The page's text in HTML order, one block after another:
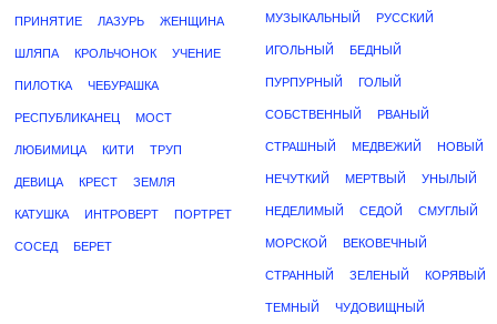
ПРИНЯТИЕ ЛАЗУРЬ ЖЕНЩИНА
ШЛЯПА КРОЛЬЧОНОК УЧЕНИЕ
ПИЛОТКА ЧЕБУРАШКА
РЕСПУБЛИКАНЕЦ МОСТ
ЛЮБИМИЦА КИТИ ТРУП
ДЕВИЦА КРЕСТ ЗЕМЛЯ
КАТУШКА ИНТРОВЕРТ ПОРТРЕТ
СОСЕД БЕРЕТ
МУЗЫКАЛЬНЫЙ РУССКИЙ
ИГОЛЬНЫЙ БЕДНЫЙ
ПУРПУРНЫЙ ГОЛЫЙ
СОБСТВЕННЫЙ РВАНЫЙ
СТРАШНЫЙ МЕДВЕЖИЙ НОВЫЙ
НЕЧУТКИЙ МЕРТВЫЙ УНЫЛЫЙ
НЕДЕЛИМЫЙ СЕДОЙ СМУГЛЫЙ
МОРСКОЙ ВЕКОВЕЧНЫЙ
СТРАННЫЙ ЗЕЛЕНЫЙ КОРЯВЫЙ
ТЕМНЫЙ ЧУДОВИЩНЫЙ